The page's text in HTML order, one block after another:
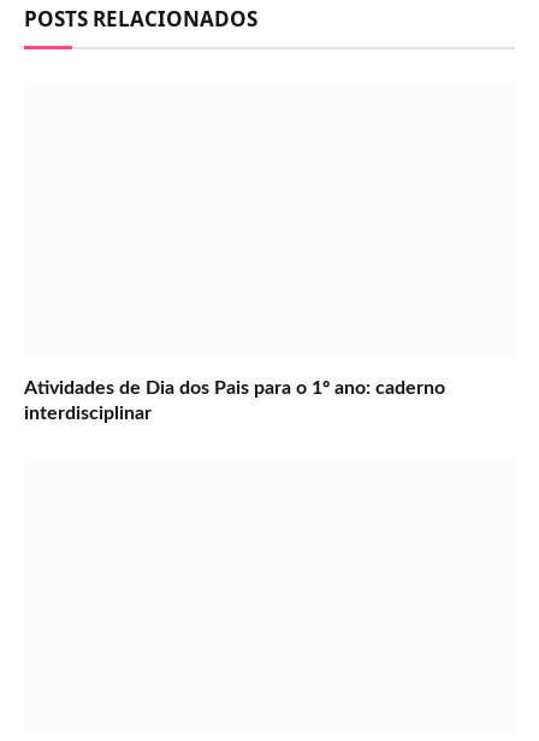
POSTS RELACIONADOS
Atividades de Dia dos Pais para o 1º ano: caderno
interdisciplinar